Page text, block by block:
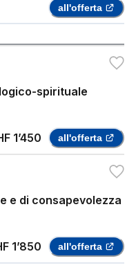
all'offerta
spirituale
1’450 all'offerta
e di consapevolezza
1’850 all'offerta